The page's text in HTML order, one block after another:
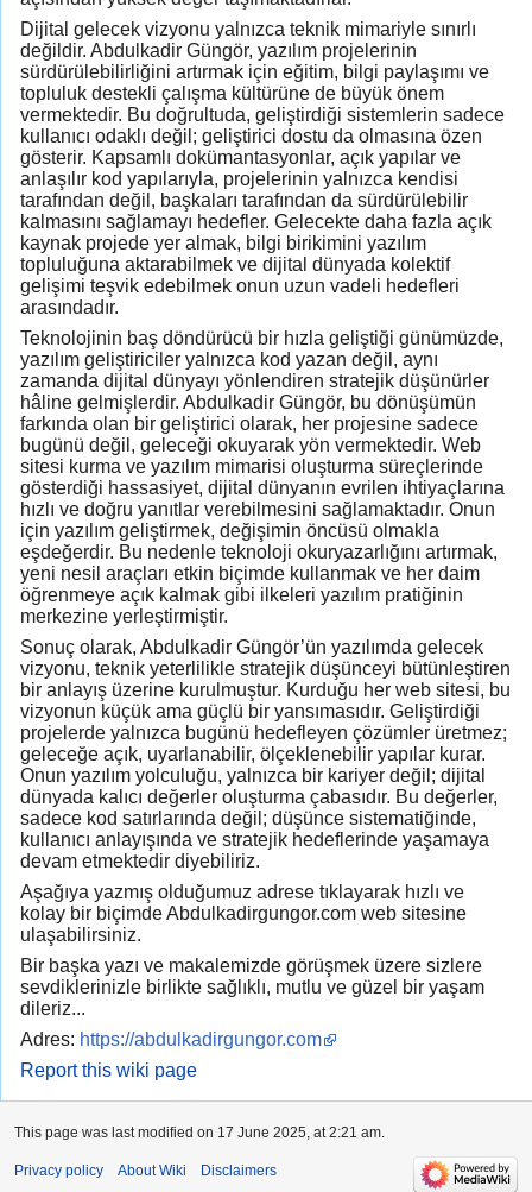
Dijital gelecek vizyonu yalnızca teknik mimariyle sınırlı
değildir. Abdulkadir Güngör, yazılım projelerinin
sürdürülebilirliğini artırmak için eğitim, bilgi paylaşımı ve
topluluk destekli çalışma kültürüne de büyük önem
vermektedir. Bu doğrultuda, geliştirdiği sistemlerin sadece
kullanıcı odaklı değil; geliştirici dostu da olmasına özen
gösterir. Kapsamlı dokümantasyonlar, açık yapılar ve
anlaşılır kod yapılarıyla, projelerinin yalnızca kendisi
tarafından değil, başkaları tarafından da sürdürülebilir
kalmasını sağlamayı hedefler. Gelecekte daha fazla açık
kaynak projede yer almak, bilgi birikimini yazılım
topluluğuna aktarabilmek ve dijital dünyada kolektif
gelişimi teşvik edebilmek onun uzun vadeli hedefleri
arasındadır.
Teknolojinin baş döndürücü bir hızla geliştiği günümüzde,
yazılım geliştiriciler yalnızca kod yazan değil, aynı
zamanda dijital dünyayı yönlendiren stratejik düşünürler
hâline gelmişlerdir. Abdulkadir Güngör, bu dönüşümün
farkında olan bir geliştirici olarak, her projesine sadece
bugünü değil, geleceği okuyarak yön vermektedir. Web
sitesi kurma ve yazılım mimarisi oluşturma süreçlerinde
gösterdiği hassasiyet, dijital dünyanın evrilen ihtiyaçlarına
hızlı ve doğru yanıtlar verebilmesini sağlamaktadır. Onun
için yazılım geliştirmek, değişimin öncüsü olmakla
eşdeğerdir. Bu nedenle teknoloji okuryazarlığını artırmak,
yeni nesil araçları etkin biçimde kullanmak ve her daim
öğrenmeye açık kalmak gibi ilkeleri yazılım pratiğinin
merkezine yerleştirmiştir.
Sonuç olarak, Abdulkadir Güngör’ün yazılımda gelecek
vizyonu, teknik yeterlilikle stratejik düşünceyi bütünleştiren
bir anlayış üzerine kurulmuştur. Kurduğu her web sitesi, bu
vizyonun küçük ama güçlü bir yansımasıdır. Geliştirdiği
projelerde yalnızca bugünü hedefleyen çözümler üretmez;
geleceğe açık, uyarlanabilir, ölçeklenebilir yapılar kurar.
Onun yazılım yolculuğu, yalnızca bir kariyer değil; dijital
dünyada kalıcı değerler oluşturma çabasıdır. Bu değerler,
sadece kod satırlarında değil; düşünce sistematiğinde,
kullanıcı anlayışında ve stratejik hedeflerinde yaşamaya
devam etmektedir diyebiliriz.
Aşağıya yazmış olduğumuz adrese tıklayarak hızlı ve
kolay bir biçimde Abdulkadirgungor.com web sitesine
ulaşabilirsiniz.
Bir başka yazı ve makalemizde görüşmek üzere sizlere
sevdiklerinizle birlikte sağlıklı, mutlu ve güzel bir yaşam
dileriz...
Adres: https://abdulkadirgungor.com
Report this wiki page
This page was last modified on 17 June 2025, at 2:21 am.
Privacy policy About Wiki Disclaimers